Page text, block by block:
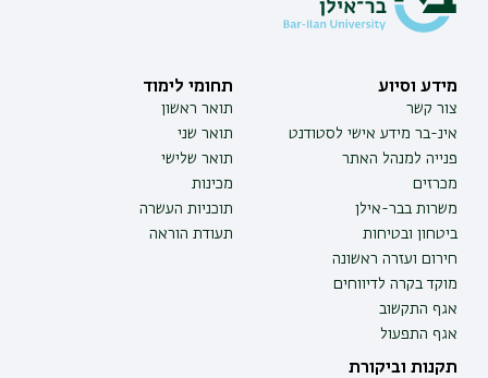
מידע וסיוע
צור קשר
אינ-בר מידע אישי לסטודנט
פנייה למנהל האתר
מכרזים
משרות בבר-אילן
ביטחון ובטיחות
חירום ועזרה ראשונה
מוקד בקרה לדיווחים
אגף התקשוב
אגף התפעול
תחומי לימוד
תואר ראשון
תואר שני
תואר שלישי
מכינות
תוכניות העשרה
תעודת הוראה
תקנות וביקורת